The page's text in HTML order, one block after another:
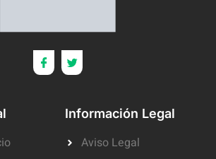
Información Legal
Aviso Legal